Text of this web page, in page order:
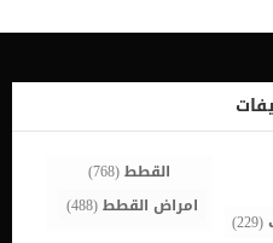
لديها هو عمر النضج. ولكن في
عمر الحيوانات الأليفة وموعد وصولها لسن الشيخوخة. اقرأ أيضا: 5 أخطاء
بعد عمر 6 سنوات رعاية الكلاب الكبيرة في السن
الأليفة كبيرة […]
(229)
القطط(768)
امراض القطط(488)